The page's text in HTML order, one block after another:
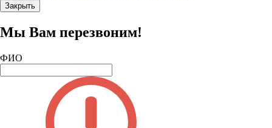
Закрыть
Мы Вам перезвоним!
ФИО